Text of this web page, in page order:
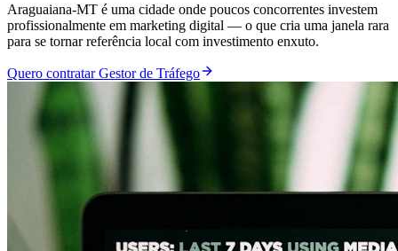
Araguaiana-MT é uma cidade onde poucos concorrentes investem
profissionalmente em marketing digital — o que cria uma janela rara
para se tornar referência local com investimento enxuto.
Quero contratar Gestor de Tráfego